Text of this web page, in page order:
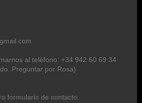
al teléfono: +34 942 60 69 34
Preguntar por Rosa)
formulario de contacto.